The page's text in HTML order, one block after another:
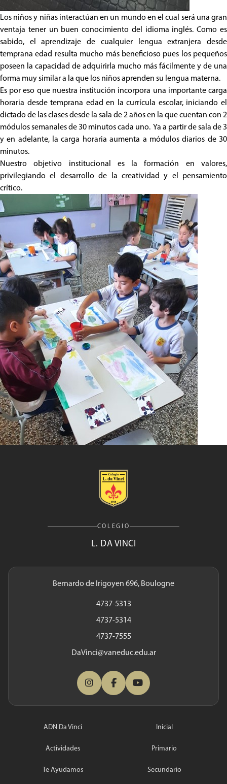
Los niños y niñas interactúan en un mundo en el cual será una gran
ventaja tener un buen conocimiento del idioma inglés. Como es
sabido, el aprendizaje de cualquier lengua extranjera desde
temprana edad resulta mucho más beneficioso pues los pequeños
poseen la capacidad de adquirirla mucho más fácilmente y de una
forma muy similar a la que los niños aprenden su lengua materna.
Es por eso que nuestra institución incorpora una importante carga
horaria desde temprana edad en la currícula escolar, iniciando el
dictado de las clases desde la sala de 2 años en la que cuentan con 2
módulos semanales de 30 minutos cada uno. Ya a partir de sala de 3
y en adelante, la carga horaria aumenta a módulos diarios de 30
minutos.
Nuestro objetivo institucional es la formación en valores,
privilegiando el desarrollo de la creatividad y el pensamiento
crítico.
COLEGIO
L. DA VINCI
Bernardo de Irigoyen 696, Boulogne
4737-5313
4737-5314
4737-7555
DaVinci@vaneduc.edu.ar
ADN Da Vinci Inicial
Actividades Primario
Te Ayudamos Secundario